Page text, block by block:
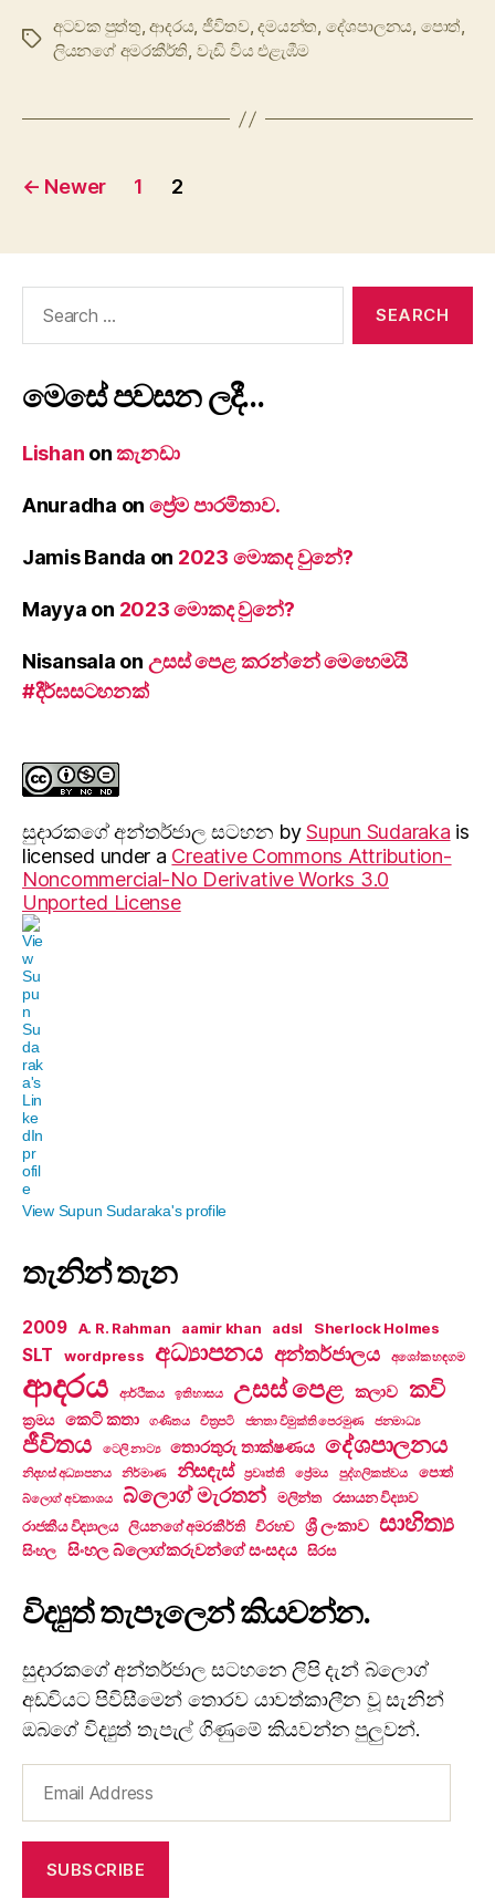
Tags
අටවක පුත්තු,ආදරය, ජීවිතව,දමයන්ත, දේශපාලනය, පොත්,
ලියනගේ අමරකීර්ති, වැඩි විය එළැඹීම
Posts
← Newer 1 2
මෙසේ පවසන ලදී…
Lishan onකැනඩා
Anuradha on ප්‍රේම පාරමිතාව.
Jamis Banda on 2023 මොකද වුනේ?
Mayya on 2023 මොකද වුනේ?
Nisansala on උසස් පෙළ කරන්නේ මෙහෙමයි
#දීර්ඝසටහනක්
සුදාරක‍ගේ අන්තර්ජාල සටහන bySupun Sudaraka is
licensed under a Creative Commons Attribution-
Noncommercial-No Derivative Works 3.0
Unported License
View Supun Sudaraka's profile
තැනින් තැන
2009 A. R. Rahman aamir khan adsl Sherlock Holmes
SLT wordpress අධ්‍යාපනය අන්තර්ජාලය අශෝක හඳගම
ආදරය ආර්ථිකය ඉතිහාසය උසස් පෙළ කලාව කවි
ක්‍රමය කෙටි කතා ගණිතය චිත්‍රපටි ජනතා විමුක්ති පෙරමුණ ජනමාධ්‍ය
ජීවිතය ටෙලි නාට්‍ය තොරතුරු තාක්ෂණය දේශපාලනය
නිදහස් අධ්‍යාපනය නිර්මාණ නිසඳැස් ප්‍රවෘත්ති ප්‍රේමය පුද්ගලිකත්වය පොත්
බ්ලොග් අවකාශය බ්ලොග් මැරතන් මලින්ත
රසායන විද්‍යාව
රාජකීය විද්‍යාලය
ලියනගේ අමරකීර්ති විරහව ශ්‍රී ලංකාව සාහිත්‍ය
සිංහල සිංහල බ්ලොග්කරුවන්ගේ සංසදය සිරස
විද්‍යුත් තැපෑලෙන් කියවන්න.
සුදාරකගේ අන්තර්ජාල සටහනෙ ලිපි දැන් බ්ලොග්
අඩවියට පිවිසීමෙන් තොරව යාවත්කාලීන වූ සැනින්
ඔබගේ විද්‍යුත් තැපැල් ගිණුමේ කියවන්න පුලුවන්.
Address
SUBSCRIBE